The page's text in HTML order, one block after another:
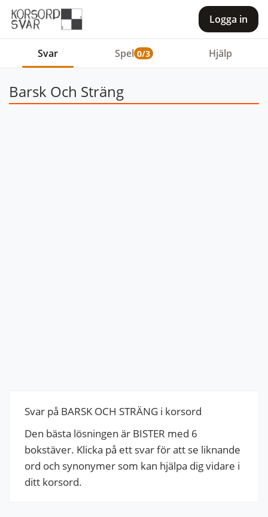
Logga in
Svar Spel 0/3 Hjälp
Barsk Och Sträng
Svar på BARSK OCH STRÄNG i korsord
Den bästa lösningen är BISTER med 6
bokstäver. Klicka på ett svar för att se liknande
ord och synonymer som kan hjälpa dig vidare i
ditt korsord.